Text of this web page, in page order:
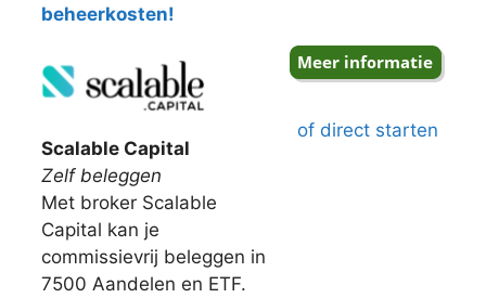
beheerkosten!
Scalable Capital
Zelf beleggen
Met broker Scalable
Capital kan je
commissievrij beleggen in
7500 Aandelen en ETF.
of direct starten